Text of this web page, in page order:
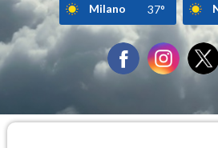
Milano 37°